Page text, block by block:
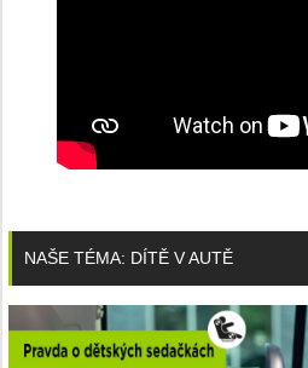
NAŠE TÉMA: DÍTĚ V AUTĚ